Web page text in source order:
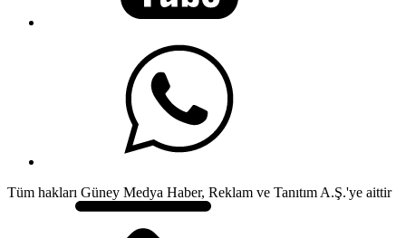
Tüm hakları Güney Medya Haber, Reklam ve Tanıtım A.Ş.'ye aittir